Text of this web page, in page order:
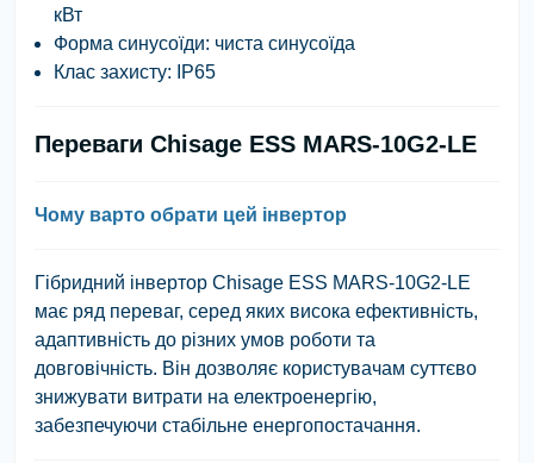
кВт
Форма синусоїди: чиста синусоїда
Клас захисту: IP65
Переваги Chisage ESS MARS-10G2-LE
Чому варто обрати цей інвертор
Гібридний інвертор Chisage ESS MARS-10G2-LE
має ряд переваг, серед яких висока ефективність,
адаптивність до різних умов роботи та
довговічність. Він дозволяє користувачам суттєво
знижувати витрати на електроенергію,
забезпечуючи стабільне енергопостачання.